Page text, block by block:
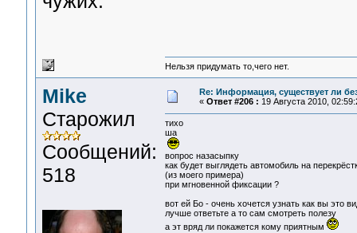
Нельзя придумать то,чего нет.
Mike
Старожил
Сообщений:
518
Re: Информация, существует ли
« Ответ #206 : 19 Августа 2010,
тихо
ша
вопрос назасыпку
как будет выглядеть автомобиль на
(из моего примера)
при мгновенной фиксации ?
вот ей Бо - очень хочется узнать как вы это
лучше ответьте а то сам смотреть полезу
а эт вряд ли покажется кому приятным